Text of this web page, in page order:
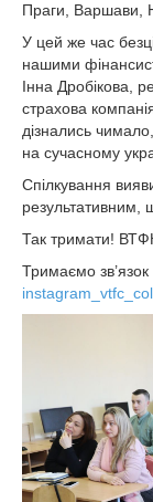
Праги, Варшави,
У цей же час
нашими
Інна Дробікова,
страхова
дізнались
на сучасному
Спілкування
результативним,
Так тримати!
Тримаємо зв’язок